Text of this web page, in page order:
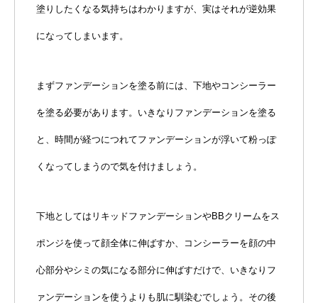
塗りしたくなる気持ちはわかりますが、実はそれが逆効果
になってしまいます。
まずファンデーションを塗る前には、下地やコンシーラー
を塗る必要があります。いきなりファンデーションを塗る
と、時間が経つにつれてファンデーションが浮いて粉っぽ
くなってしまうので気を付けましょう。
下地としてはリキッドファンデーションやBBクリームをス
ポンジを使って顔全体に伸ばすか、コンシーラーを顔の中
心部分やシミの気になる部分に伸ばすだけで、いきなりフ
ァンデーションを使うよりも肌に馴染むでしょう。その後